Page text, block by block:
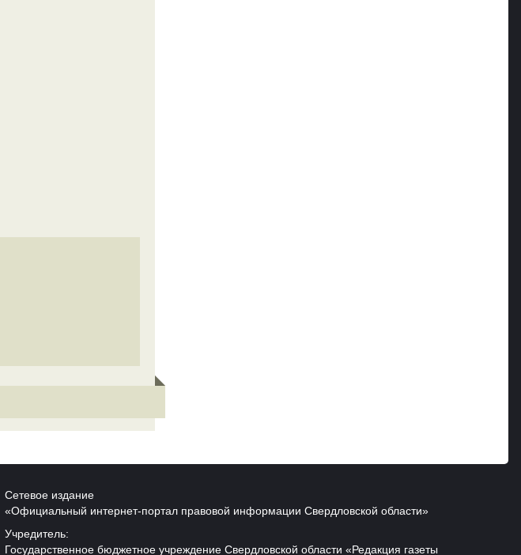
Сетевое издание
«Официальный интернет-портал правовой информации Свердловской области»
Учредитель:
Государственное бюджетное учреждение Свердловской области «Редакция газеты